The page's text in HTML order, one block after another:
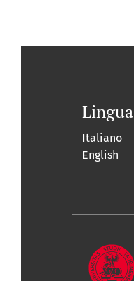
Lingua
Italiano
English